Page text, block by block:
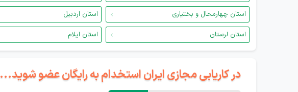
استان چهارمحال و بختیاری
استان اردبیل
استان لرستان
استان ایلام
در کاریابی مجازی ایران استخدام به رایگان عضو شوید...